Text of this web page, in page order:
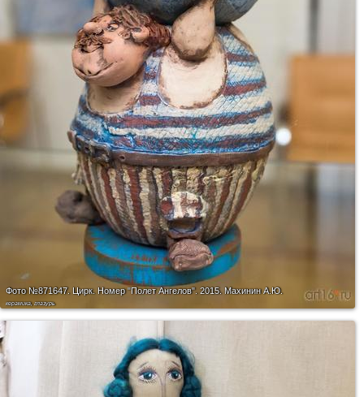
Фото №871647. Цирк. Номер "Полет Ангелов". 2015. Махинин А.Ю.
керамика, глазурь